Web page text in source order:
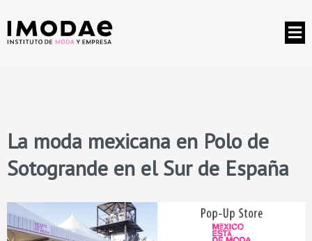
La moda mexicana en Polo de
Sotogrande en el Sur de España